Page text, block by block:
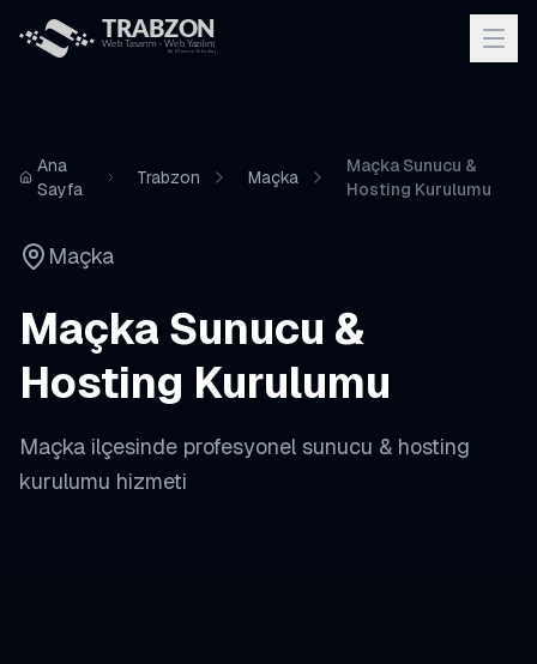
Ana
Sayfa
Trabzon Maçka
Maçka Sunucu &
Hosting Kurulumu
Maçka
Maçka Sunucu &
Hosting Kurulumu
Maçka ilçesinde profesyonel sunucu & hosting
kurulumu hizmeti